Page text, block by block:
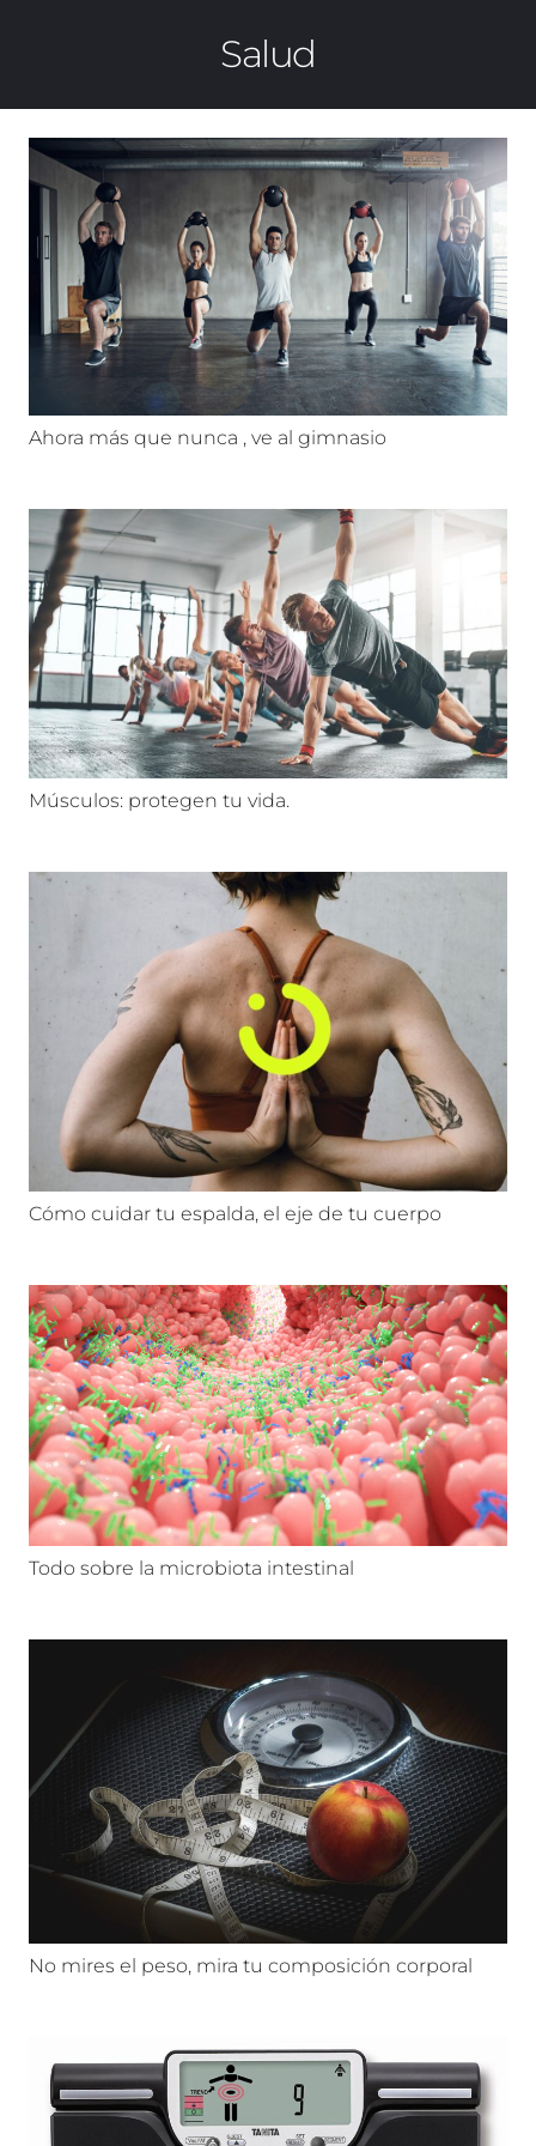
Salud
Ahora más que nunca , ve al gimnasio
Músculos: protegen tu vida.
Cómo cuidar tu espalda, el eje de tu cuerpo
Todo sobre la microbiota intestinal
No mires el peso, mira tu composición corporal